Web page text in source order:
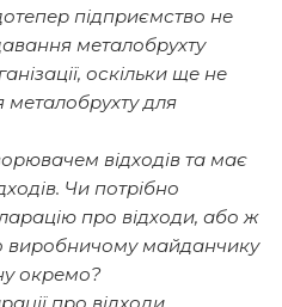
підприємство не
металобрухту
оскільки ще не
для
відходів та має
Чи потрібно
про відходи, або ж
виробничому майданчику
окремо?